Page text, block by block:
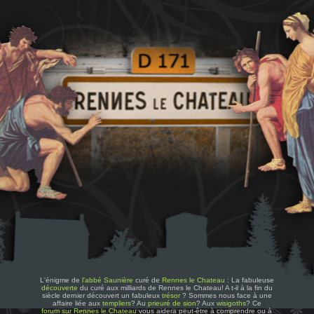
L'énigme de l'abbé Saunière curé de Rennes le Chateau : La fabuleuse
découverte du curé aux milliards de Rennes le Chateau! A t-il à la fin du
siècle dernier découvert un fabuleux trésor? Sommes nous face à une
affaire liée aux templiers? Au prieuré de sion? Aux wisigoths? Ce
forum sur Rennes le Chateauvous aidera peut-être à comprendre ou à